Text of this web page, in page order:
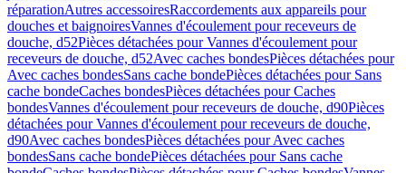
réparationAutres accessoiresRaccordements aux appareils pour
douches et baignoiresVannes d'écoulement pour receveurs de
douche, d52Pièces détachées pour Vannes d'écoulement pour
receveurs de douche, d52Avec caches bondesPièces détachées pour
Avec caches bondesSans cache bondePièces détachées pour Sans
cache bondeCaches bondesPièces détachées pour Caches
bondesVannes d'écoulement pour receveurs de douche, d90Pièces
détachées pour Vannes d'écoulement pour receveurs de douche,
d90Avec caches bondesPièces détachées pour Avec caches
bondesSans cache bondePièces détachées pour Sans cache